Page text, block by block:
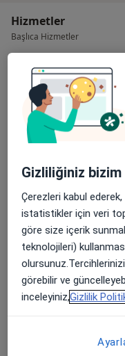
Hizmetler
Başlıca Hizmetler
Fulya
Caddesi,Torun Center
No:74/4,İç Kapı
İstanbul
Çocuk Diş Hekimi
Diğer Hizmetler
Diş Teli Tedavisi
Diş X-Ray
Doğru Solunum
Erken Ortodontik
Fissür Örtücü
Gizliliğiniz
Çerezleri kabul
istatistikler için veri
göre size içerik
teknolojileri)
görebilir ve
inceleyiniz,Gizlilik